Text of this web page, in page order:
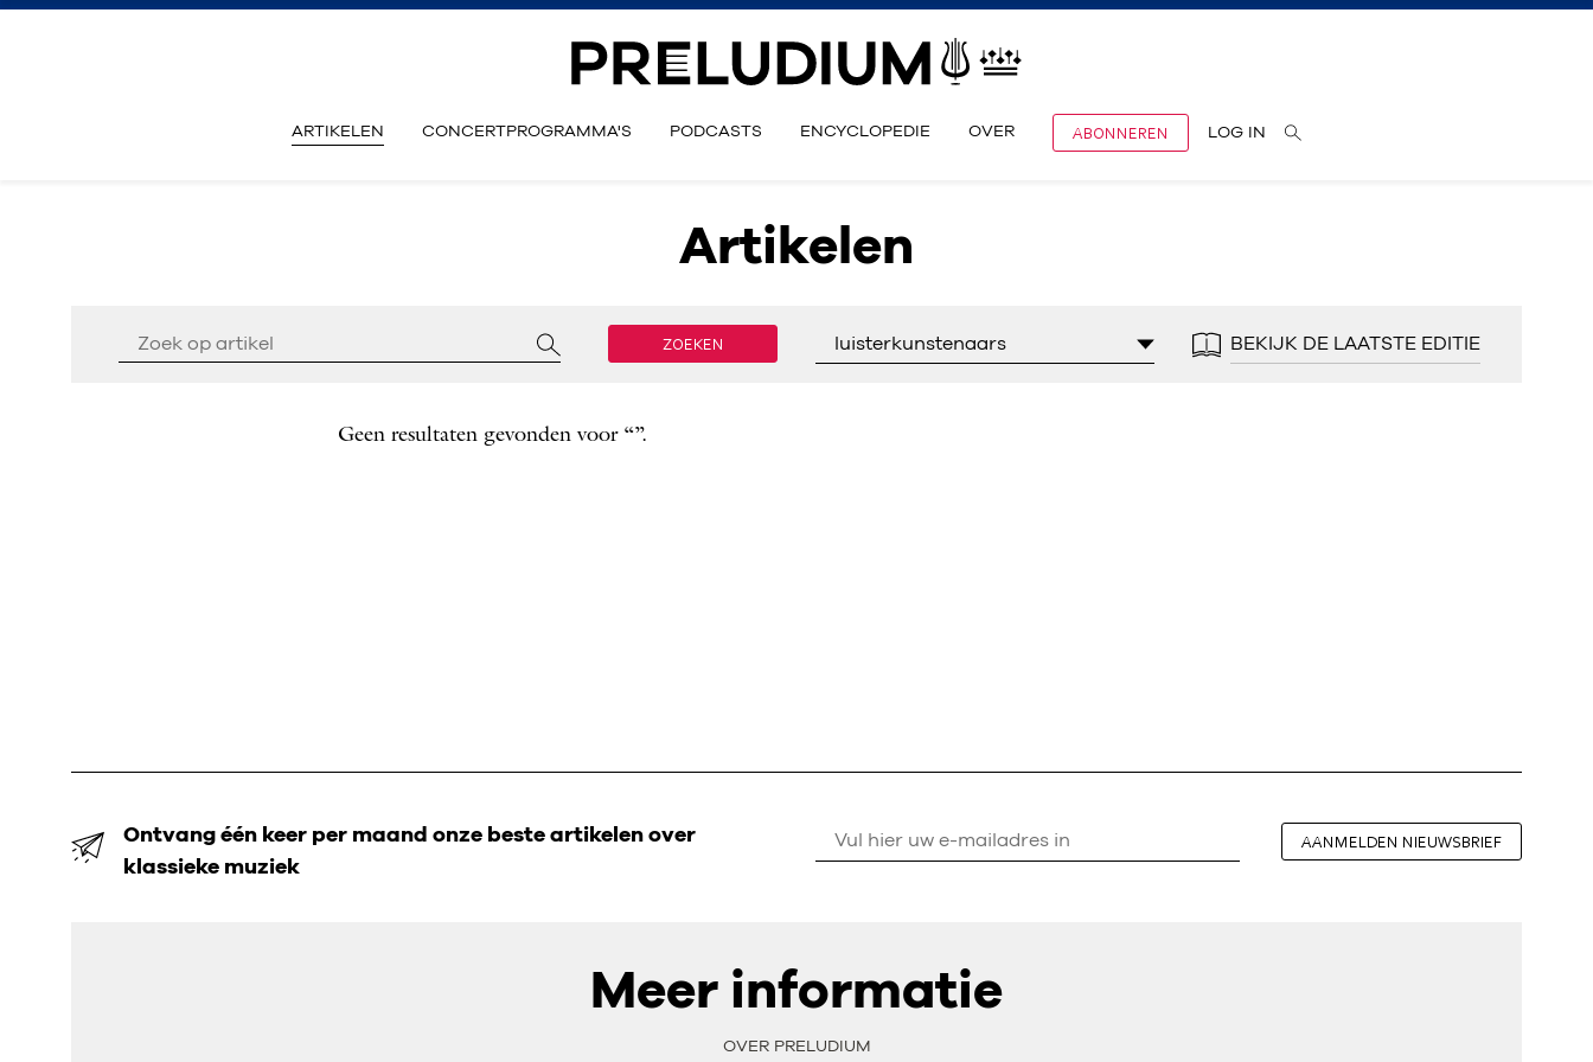
ARTIKELEN CONCERTPROGRAMMA'S PODCASTS ENCYCLOPEDIE OVER ABONNEREN LOG IN
Artikelen
ZOEKEN luisterkunstenaars BEKIJK DE LAATSTE EDITIE
Geen resultaten gevonden voor “”.
Ontvang één keer per maand onze beste artikelen over
klassieke muziek
AANMELDEN NIEUWSBRIEF
Meer informatie
OVER PRELUDIUM